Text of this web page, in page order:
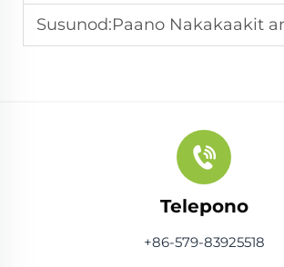
Susunod:Paano Nakakaakit ang Mga Trampolin sa
Telepono
+86-579-83925518